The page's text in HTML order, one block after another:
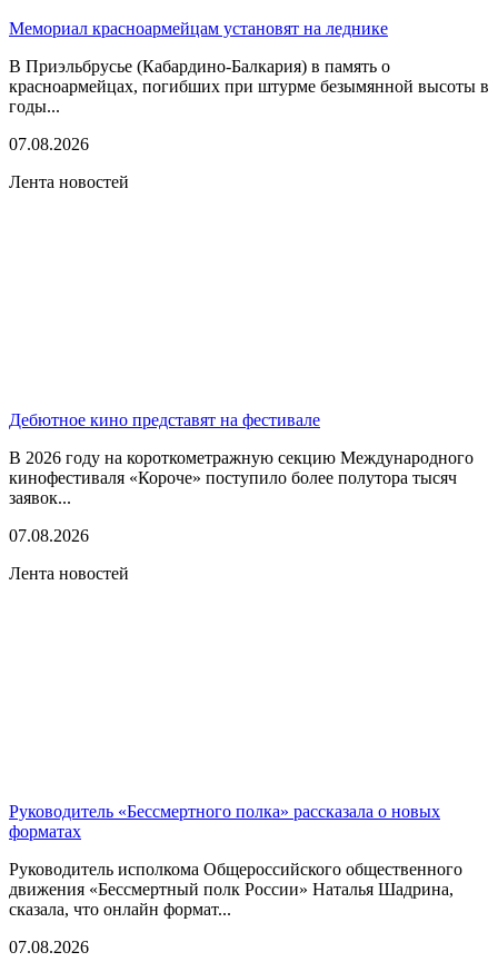
Мемориал красноармейцам установят на леднике
В Приэльбрусье (Кабардино-Балкария) в память о
красноармейцах, погибших при штурме безымянной высоты в
годы...
07.08.2026
Лента новостей
Дебютное кино представят на фестивале
В 2026 году на короткометражную секцию Международного
кинофестиваля «Короче» поступило более полутора тысяч
заявок...
07.08.2026
Лента новостей
Руководитель «Бессмертного полка» рассказала о новых
форматах
Руководитель исполкома Общероссийского общественного
движения «Бессмертный полк России» Наталья Шадрина,
сказала, что онлайн формат...
07.08.2026